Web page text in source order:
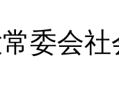
委会